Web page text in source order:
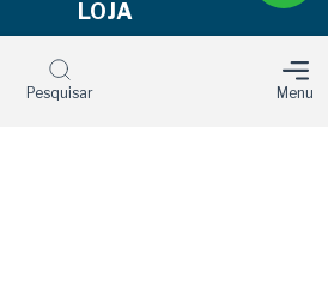
Pesquisar Menu
LOJA